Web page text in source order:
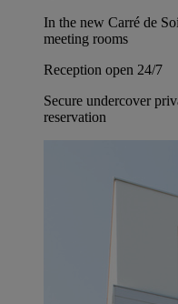
In the new Carré de
meeting rooms
Reception open 24/7
Secure undercover
reservation